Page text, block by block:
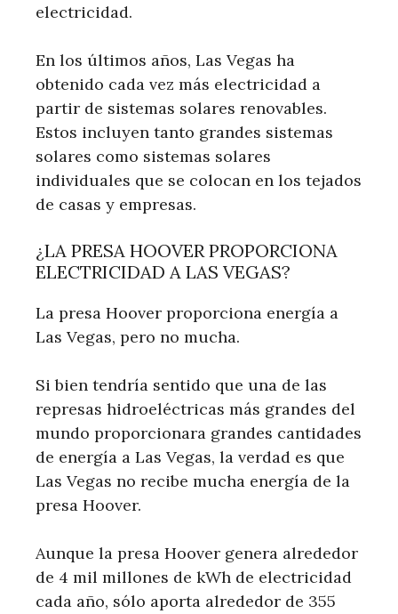
electricidad.
En los últimos años, Las Vegas ha
obtenido cada vez más electricidad a
partir de sistemas solares renovables.
Estos incluyen tanto grandes sistemas
solares como sistemas solares
individuales que se colocan en los tejados
de casas y empresas.
¿LA PRESA HOOVER PROPORCIONA
ELECTRICIDAD A LAS VEGAS?
La presa Hoover proporciona energía a
Las Vegas, pero no mucha.
Si bien tendría sentido que una de las
represas hidroeléctricas más grandes del
mundo proporcionara grandes cantidades
de energía a Las Vegas, la verdad es que
Las Vegas no recibe mucha energía de la
presa Hoover.
Aunque la presa Hoover genera alrededor
de 4 mil millones de kWh de electricidad
cada año, sólo aporta alrededor de 355